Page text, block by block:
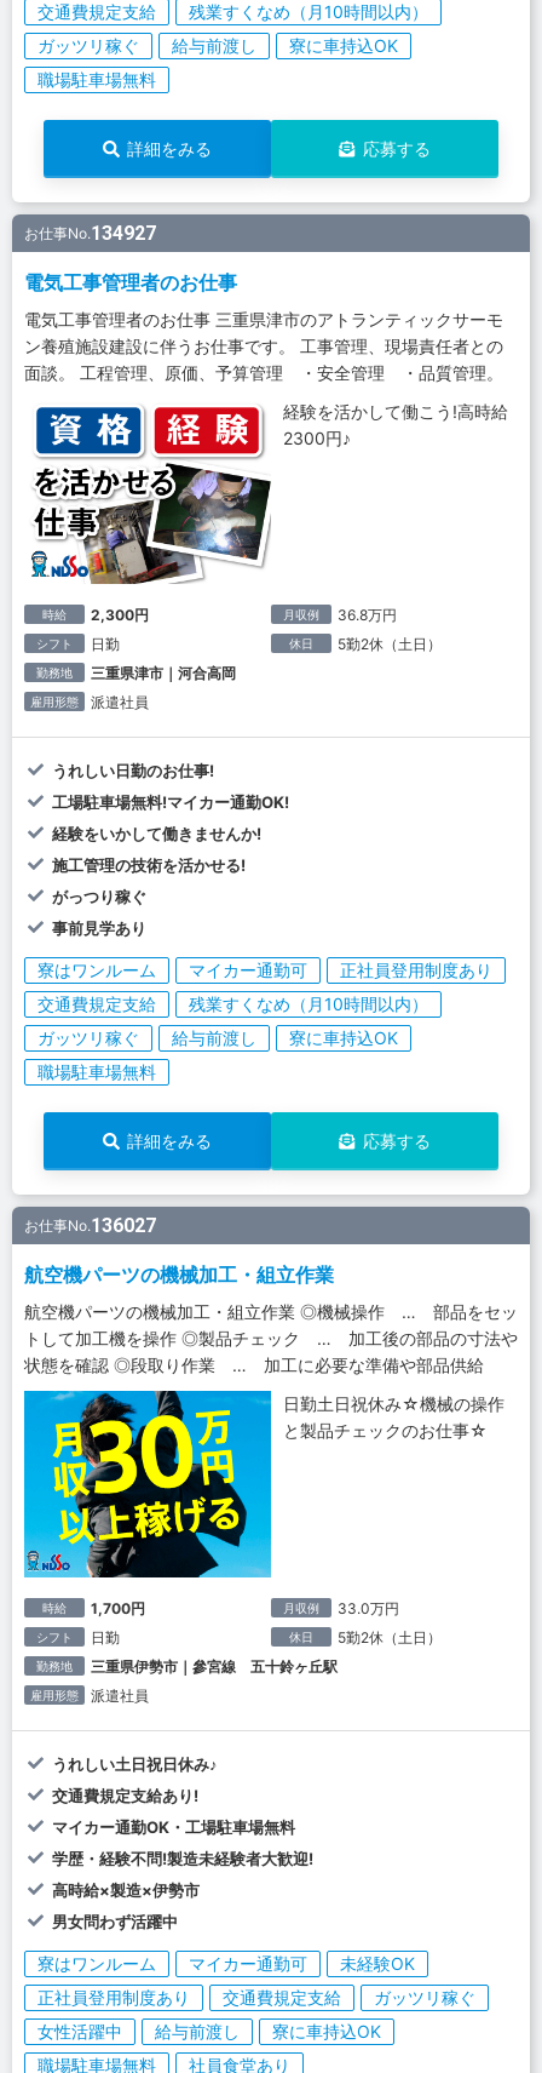
交通費規定支給
残業すくなめ（月10時間以内）
ガッツリ稼ぐ
給与前渡し
寮に車持込OK
職場駐車場無料
詳細をみる 応募する
お仕事No.134927
電気工事管理者のお仕事
電気工事管理者のお仕事 三重県津市のアトランティックサーモ
ン養殖施設建設に伴うお仕事です。 工事管理、現場責任者との
面談。 工程管理、原価、予算管理 ・安全管理 ・品質管理。
経験を活かして働こう!高時給
2300円♪
時給 2,300円 月収例 36.8万円
シフト 日勤 休日 5勤2休（土日）
勤務地 三重県津市｜河合高岡
雇用形態 派遣社員
うれしい日勤のお仕事!
工場駐車場無料!マイカー通勤OK!
経験をいかして働きませんか!
施工管理の技術を活かせる!
がっつり稼ぐ
事前見学あり
寮はワンルーム マイカー通勤可
正社員登用制度あり
交通費規定支給
残業すくなめ（月10時間以内）
ガッツリ稼ぐ
給与前渡し
寮に車持込OK
職場駐車場無料
詳細をみる 応募する
お仕事No.136027
航空機パーツの機械加工・組立作業
航空機パーツの機械加工・組立作業 ◎機械操作 … 部品をセッ
トして加工機を操作 ◎製品チェック … 加工後の部品の寸法や
状態を確認 ◎段取り作業 … 加工に必要な準備や部品供給
日勤土日祝休み☆機械の操作
と製品チェックのお仕事☆
時給 1,700円 月収例 33.0万円
シフト 日勤 休日 5勤2休（土日）
勤務地 三重県伊勢市｜參宮線 五十鈴ヶ丘駅
雇用形態 派遣社員
うれしい土日祝日休み♪
交通費規定支給あり!
マイカー通勤OK・工場駐車場無料
学歴・経験不問!製造未経験者大歓迎!
高時給×製造×伊勢市
男女問わず活躍中
寮はワンルーム マイカー通勤可
未経験OK
正社員登用制度あり
交通費規定支給
ガッツリ稼ぐ
女性活躍中
給与前渡し
寮に車持込OK
職場駐車場無料
社員食堂あり